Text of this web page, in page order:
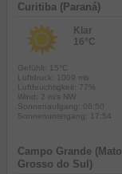
Curitiba (Paraná)
Klar
16°C
Gefühlt: 15°C
Luftdruck: 1009 mb
Luftfeuchtigkeit: 77%
Wind: 2 m/s NW
Sonnenaufgang: 06:50
Sonnenuntergang: 17:54
Campo Grande (Mato
Grosso do Sul)